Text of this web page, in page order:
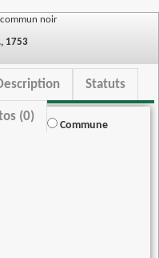
noir
1753
Statuts
(0)
Commune